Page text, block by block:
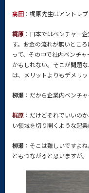
髙田 ：梶原先生はアントレ
梶原 ：日本ではベンチャー
す。お金の流れが無いとこ
って、その中で社内ベンチ
かもしれない。そこが問題
は、メリットよりもデメリ
栁瀬 ：だから企業内ベンチャ
梶原 ：だけどそれでいいの
い領域を切り開くような起
栁瀬 ：そこは難しいですよ
ともつながると思いますが。